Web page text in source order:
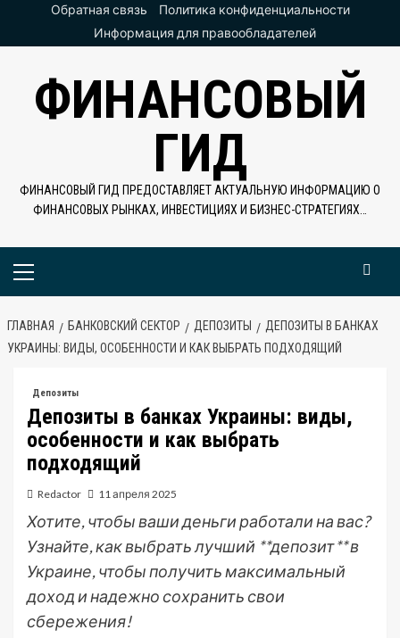
ПерейтиОбратная связь
Политика конфиденциальности
Информация для правообладателей
ФИНАНСОВЫЙ
ГИД
ФИНАНСОВЫЙ ГИД ПРЕДОСТАВЛЯЕТ АКТУАЛЬНУЮ ИНФОРМАЦИЮ О
ФИНАНСОВЫХ РЫНКАХ, ИНВЕСТИЦИЯХ И БИЗНЕС-СТРАТЕГИЯХ…
Основное
ГЛАВНАЯ БАНКОВСКИЙ СЕКТОР ДЕПОЗИТЫ
ДЕПОЗИТЫ В БАНКАХ
УКРАИНЫ: ВИДЫ, ОСОБЕННОСТИ И КАК ВЫБРАТЬ ПОДХОДЯЩИЙ
Депозиты
Депозиты в банках Украины: виды,
особенности и как выбрать
подходящий
Redactor 11 апреля 2025
Хотите, чтобы ваши деньги работали на вас?
Узнайте, как выбрать лучший **депозит** в
Украине, чтобы получить максимальный
доход и надежно сохранить свои
сбережения!